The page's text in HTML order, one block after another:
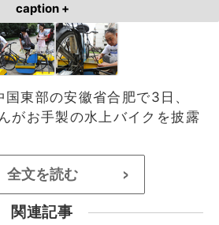
caption +
国東部の安徽省合肥で3日、
がお手製の水上バイクを披露
全文を読む >
関連記事